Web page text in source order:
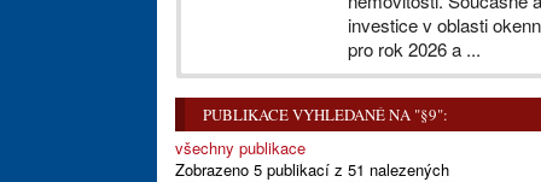
investice v oblasti
pro rok 2026 a ...
PUBLIKACE VYHLEDANÉ NA "§9":
všechny publikace
Zobrazeno 5 publikací z 51 nalezených